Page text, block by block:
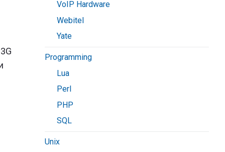
VoIP Hardware
Webitel
Yate
Programming
Lua
Perl
PHP
SQL
Unix